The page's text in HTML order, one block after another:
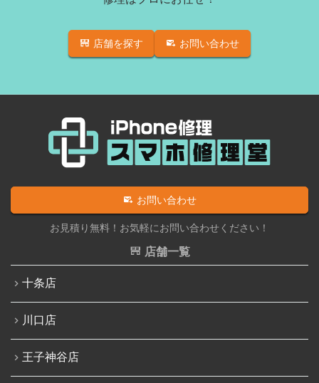
良）
iPadバッテリー交換
iPad充電コネクタ交換修理
iPad水没洗浄作業
iPadその他部品修理
Nintendo Switch修理実績
Nintendo Switchその他部品修理
Nintendo Switchバッテリー交換
Nintendo Siwtch充電コネクタ修理
Nintendo Switchタッチパネル修理交換
Nintendo Switchゲームカードスロット修理
iPhone SE（第2世代）
iPhone 12 Pro
iPhone 12 mini
iPhone 12 Pro Max
iPhone 13 Pro
iPhone 13 Pro Max
iPhone SE（第3世代）
iPhone 14
iPhone 14 Pro
iPhone 14 Pro Max
店舗を探す お問い合わせ
お問い合わせ
お見積り無料！お気軽にお問い合わせください！
店舗一覧
十条店
川口店
王子神谷店